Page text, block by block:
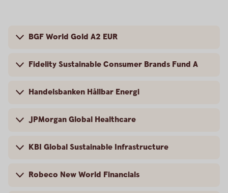
BGF World Gold A2 EUR
Fidelity Sustainable Consumer Brands Fund A
Handelsbanken Hållbar Energi
JPMorgan Global Healthcare
KBI Global Sustainable Infrastructure
Robeco New World Financials